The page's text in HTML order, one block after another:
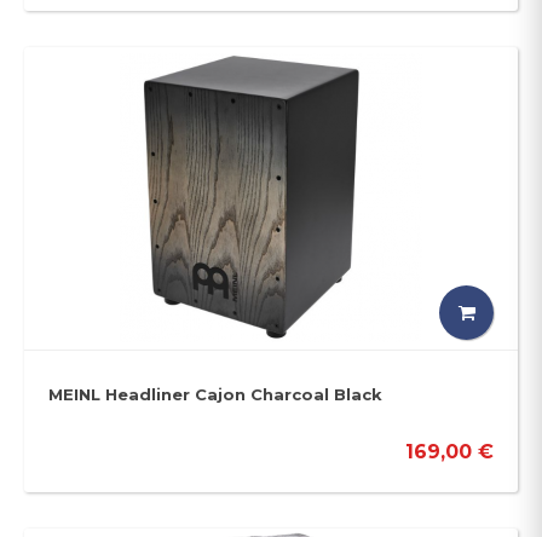
MEINL Headliner Cajon Charcoal Black
169,00 €